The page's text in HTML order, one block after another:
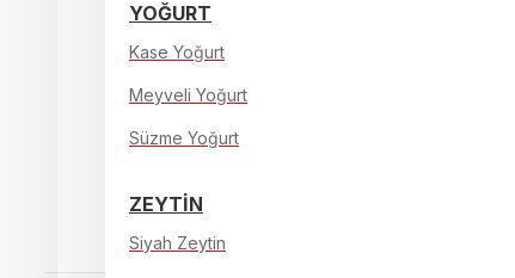
YOĞURT
Kase Yoğurt
Meyveli Yoğurt
Süzme Yoğurt
ZEYTİN
Siyah Zeytin